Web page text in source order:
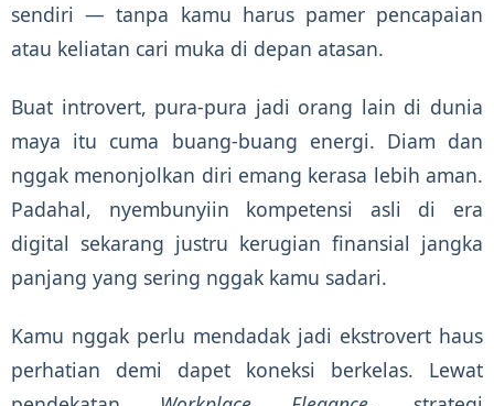
sendiri — tanpa kamu harus pamer pencapaian
atau keliatan cari muka di depan atasan.
Buat introvert, pura-pura jadi orang lain di dunia
maya itu cuma buang-buang energi. Diam dan
nggak menonjolkan diri emang kerasa lebih aman.
Padahal, nyembunyiin kompetensi asli di era
digital sekarang justru kerugian finansial jangka
panjang yang sering nggak kamu sadari.
Kamu nggak perlu mendadak jadi ekstrovert haus
perhatian demi dapet koneksi berkelas. Lewat